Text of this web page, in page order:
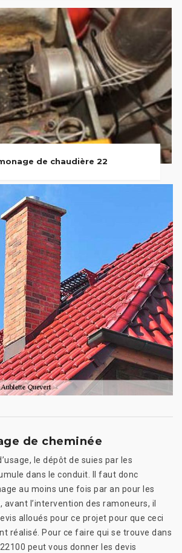
de chaudière 22
de cheminée
le dépôt de suies par les
dans le conduit. Il faut donc
au moins une fois par an pour les
avant l’intervention des ramoneurs, il
alloués pour ce projet pour que ceci
réalisé. Pour ce faire qui se trouve dans
peut vous donner les devis